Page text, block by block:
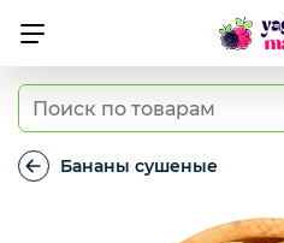
Ягода свежая
Овощи свежие
Бананы сушеные